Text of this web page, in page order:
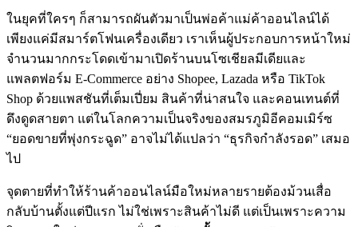
ในยุคที่ใครๆ ก็สามารถผันตัวมาเป็นพ่อค้าแม่ค้าออนไลน์ได้
เพียงแค่มีสมาร์ตโฟนเครื่องเดียว เราเห็นผู้ประกอบการหน้าใหม่
จำนวนมากกระโดดเข้ามาเปิดร้านบนโซเชียลมีเดียและ
แพลตฟอร์ม E-Commerce อย่าง Shopee, Lazada หรือ TikTok
Shop ด้วยแพสชันที่เต็มเปี่ยม สินค้าที่น่าสนใจ และคอนเทนต์ที่
ดึงดูดสายตา แต่ในโลกความเป็นจริงของสมรภูมิอีคอมเมิร์ซ
“ยอดขายที่พุ่งกระฉูด” อาจไม่ได้แปลว่า “ธุรกิจกำลังรอด” เสมอ
ไป
จุดตายที่ทำให้ร้านค้าออนไลน์มือใหม่หลายรายต้องม้วนเสื่อ
กลับบ้านตั้งแต่ปีแรก ไม่ใช่เพราะสินค้าไม่ดี แต่เป็นเพราะความ